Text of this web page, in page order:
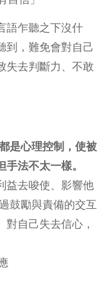
語乍聽之下沒什
到，難免會對自己
失去判斷力、不敢
是心理控制，使被
法不太一樣。
益去唆使、影響他
鼓勵與責備的交互
自己失去信心，